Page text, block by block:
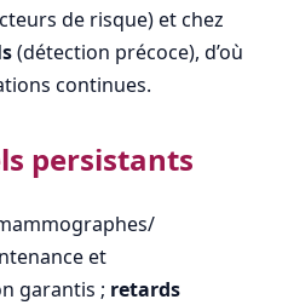
de risque) et chez
(détection précoce), d’où
continues.
persistants
et
garantis ; retards